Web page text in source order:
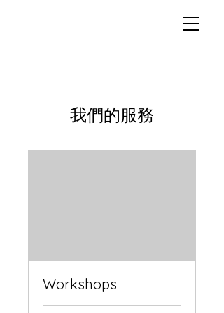
我們的服務
Workshops